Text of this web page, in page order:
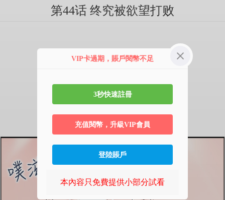
第44话 终究被欲望打败
VIP卡過期，賬戶閱幣不足
3秒快速註冊
充值閱幣，升級VIP會員
登陸賬戶
本內容只免費提供小部分試看